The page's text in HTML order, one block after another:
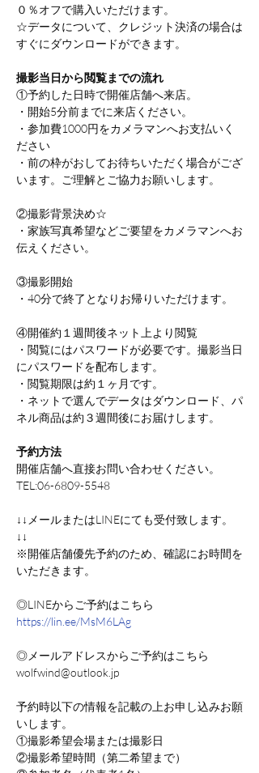
０％オフで購入いただけます。
☆データについて、クレジット決済の場合は
すぐにダウンロードができます。
撮影当日から閲覧までの流れ
①予約した日時で開催店舗へ来店。
・開始5分前までに来店ください。
・参加費1000円をカメラマンへお支払いく
ださい
・前の枠がおしてお待ちいただく場合がござ
います。ご理解とご協力お願いします。
②撮影背景決め☆
・家族写真希望などご要望をカメラマンへお
伝えください。
③撮影開始
・40分で終了となりお帰りいただけます。
④開催約１週間後ネット上より閲覧
・閲覧にはパスワードが必要です。撮影当日
にパスワードを配布します。
・閲覧期限は約１ヶ月です。
・ネットで選んでデータはダウンロード、パ
ネル商品は約３週間後にお届けします。
予約方法
開催店舗へ直接お問い合わせください。
TEL:06-6809-5548
↓↓メールまたはLINEにても受付致します。
↓↓
※開催店舗優先予約のため、確認にお時間を
いただきます。
◎LINEからご予約はこちら
https://lin.ee/MsM6LAg
◎メールアドレスからご予約はこちら
wolfwind@outlook.jp
予約時以下の情報を記載の上お申し込みお願
いします。
①撮影希望会場または撮影日
②撮影希望時間（第二希望まで）